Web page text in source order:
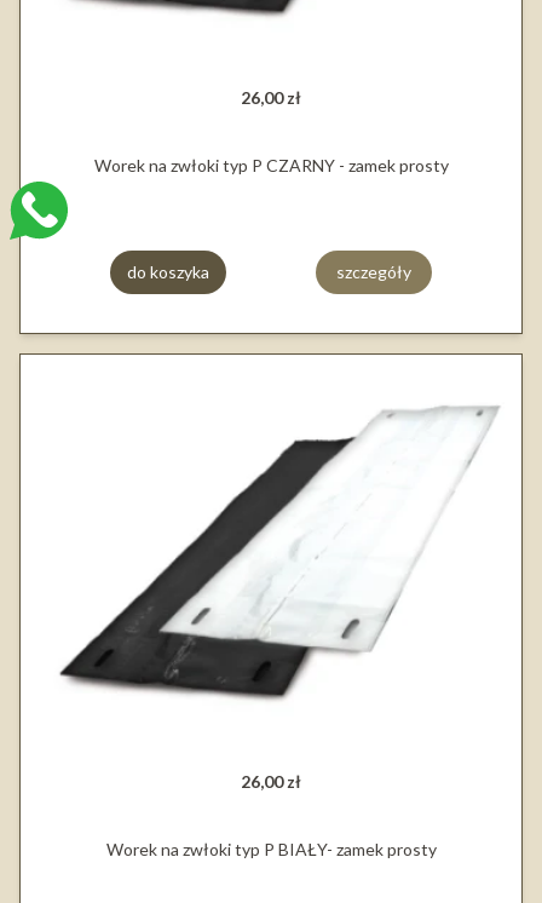
26,00 zł
Worek na zwłoki typ P CZARNY - zamek prosty
do koszyka szczegóły
26,00 zł
Worek na zwłoki typ P BIAŁY- zamek prosty